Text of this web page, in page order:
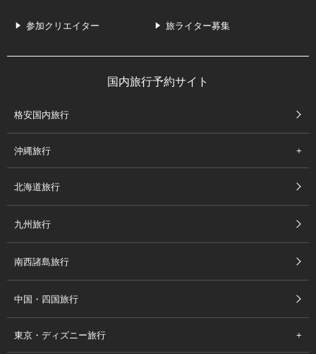
参加クリエイター 旅ライター募集
国内旅行予約サイト
格安国内旅行
沖縄旅行
北海道旅行
九州旅行
南西諸島旅行
中国・四国旅行
東京・ディズニー旅行